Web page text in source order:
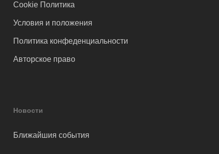
Cookie Политика
Условия и положения
Политика конфеденциальности
Авторское право
Новости
Ближайшия события